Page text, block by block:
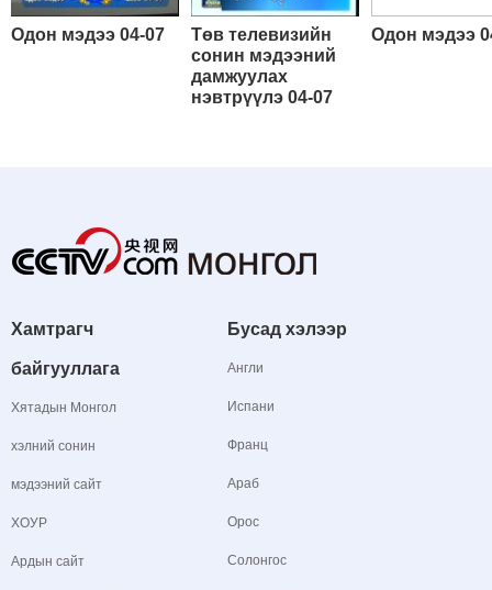
Одон мэдээ 04-07
Төв телевизийн
сонин мэдээний
дамжуулах
нэвтрүүлэ 04-07
Одон мэдээ
Хамтрагч
байгууллага
Хятадын Монгол
хэлний сонин
мэдээний сайт
ХОУР
Ардын сайт
Бусад хэлээр
Англи
Испани
Франц
Араб
Орос
Солонгос